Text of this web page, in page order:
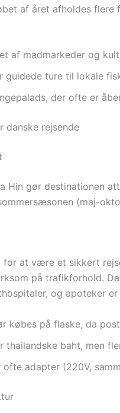
af året afholdes flere
af madmarkeder og
guidede ture til lokale
der ofte er
danske rejsende
Hin gør destinationen
(maj-
for at være et sikkert
på trafikforhold.
og apoteker
købes på flaske, da
thailandske baht, men
adapter (220V,